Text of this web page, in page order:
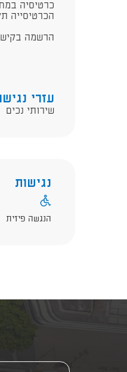
כרטיסיה במחיר 270 שקלים עבור 10
הכרטיסייה תקפה ל- 3 חודשים
הרשמה
עזרי
שירותי נכים
נגישות
הנגשה פיזית